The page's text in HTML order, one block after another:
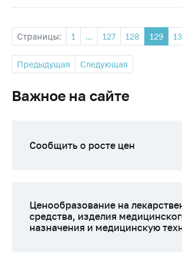
Страницы: 1 ... 127 128 129
Предыдущая Следующая
Важное на сайте
Сообщить о росте цен
Ценообразование на
средства, изделия
назначения и медицинскую